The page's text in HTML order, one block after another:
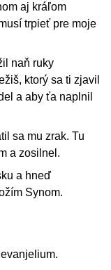
aj kráľom
trpieť pre moje
naň ruky
ktorý sa ti zjavil
a aby ťa naplnil
sa mu zrak. Tu
a zosilnel.
a hneď
Synom.